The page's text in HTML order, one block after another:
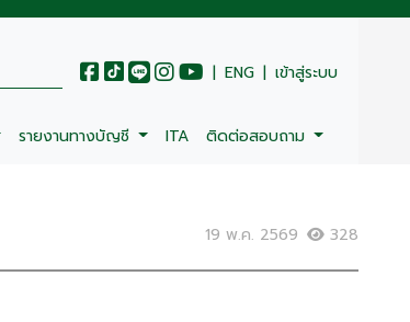
| ENG | เข้าสู่ระบบ
รายงานทางบัญชี ITA ติดต่อสอบถาม
19 พ.ค. 2569 328